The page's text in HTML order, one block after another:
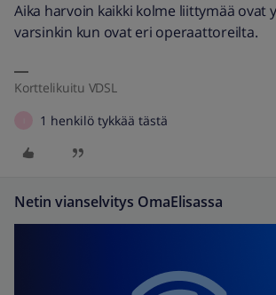
Aika harvoin kaikki kolme liittymää ovat
varsinkin kun ovat eri operaattoreilta.
Korttelikuitu VDSL
1 henkilö tykkää tästä
Netin vianselvitys OmaElisassa